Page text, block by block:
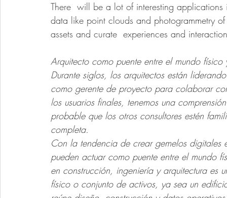
There  will be a lot of interesting
data like point clouds and photogrammetry
assets and curate  experiences and
Arquitecto como puente entre el mundo físico
Durante siglos, los arquitectos están
como gerente de proyecto para colaborar
los usuarios finales, tenemos una
probable que los otros consultores estén
completa.
Con la tendencia de crear gemelos
pueden actuar como puente entre el mundo
en construcción, ingeniería y arquitectura
físico o conjunto de activos, ya sea un